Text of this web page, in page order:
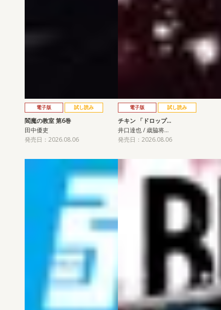
電子版 試し読み
閻魔の教室 第6巻
田中優吏
発売日：2026.08.06
電子版 試し読み
チキン 「ドロップ…
井口達也 / 歳脇将…
発売日：2026.08.06